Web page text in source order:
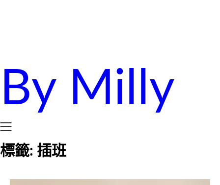
By Milly
標籤: 插班